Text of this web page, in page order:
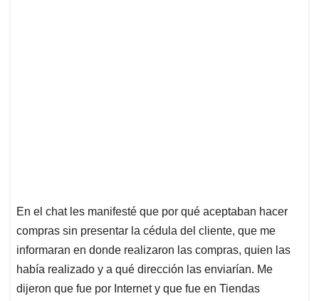
En el chat les manifesté que por qué aceptaban hacer
compras sin presentar la cédula del cliente, que me
informaran en donde realizaron las compras, quien las
había realizado y a qué dirección las enviarían. Me
dijeron que fue por Internet y que fue en Tiendas